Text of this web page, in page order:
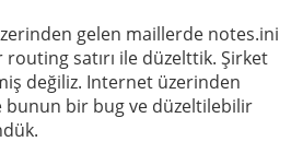
gelen maillerde notes.ini
satırı ile düzelttik. Şirket
değiliz. Internet üzerinden
bunun bir bug ve düzeltilebilir